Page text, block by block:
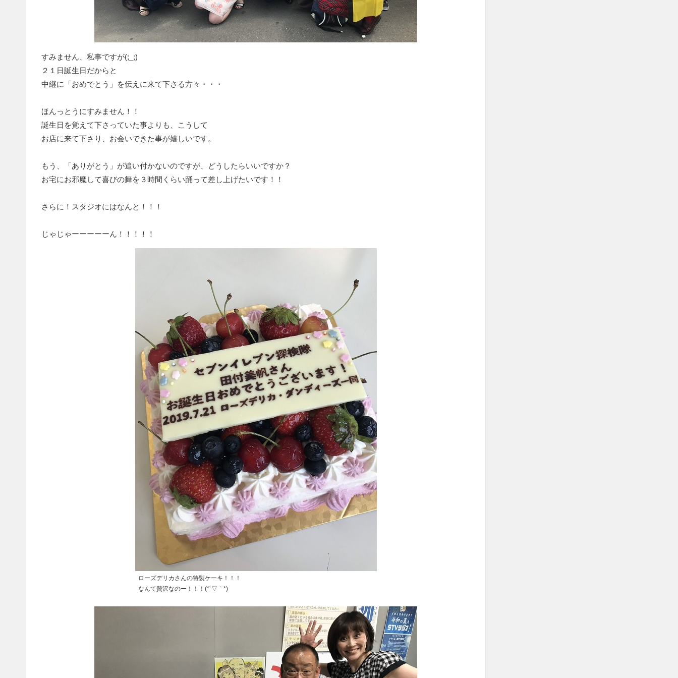
すみません、私事ですが(;_;)
２１日誕生日だからと
中継に「おめでとう」を伝えに来て下さる方々・・・
ほんっとうにすみません！！
誕生日を覚えて下さっていた事よりも、こうして
お店に来て下さり、お会いできた事が嬉しいです。
もう、「ありがとう」が追い付かないのですが、どうしたらいいですか？
お宅にお邪魔して喜びの舞を３時間くらい踊って差し上げたいです！！
さらに！スタジオにはなんと！！！
じゃじゃーーーーーん！！！！！
ローズデリカさんの特製ケーキ！！！
なんて贅沢なのー！！！(*´▽｀*)